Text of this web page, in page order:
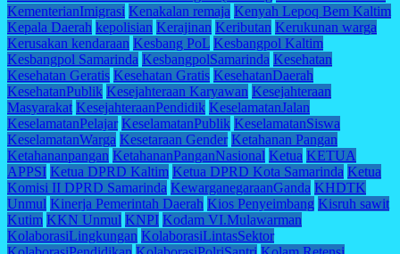
KementerianImigrasi Kenakalan remaja Kenyah Lepoq Bem Kaltim
Kepala Daerah kepolisian Kerajinan Keributan Kerukunan warga
Kerusakan kendaraan Kesbang PoL Kesbangpol Kaltim
Kesbangpol Samarinda KesbangpolSamarinda Kesehatan
Kesehatan Geratis Kesehatan Gratis KesehatanDaerah
KesehatanPublik Kesejahteraan Karyawan Kesejahteraan
Masyarakat KesejahteraanPendidik KeselamatanJalan
KeselamatanPelajar KeselamatanPublik KeselamatanSiswa
KeselamatanWarga Kesetaraan Gender Ketahanan Pangan
Ketahananpangan KetahananPanganNasional Ketua KETUA
APPSI Ketua DPRD Kaltim Ketua DPRD Kota Samarinda Ketua
Komisi II DPRD Samarinda KewarganegaraanGanda KHDTK
Unmul Kinerja Pemerintah Daerah Kios Penyeimbang Kisruh sawit
Kutim KKN Unmul KNPI Kodam VI.Mulawarman
KolaborasiLingkungan KolaborasiLintasSektor